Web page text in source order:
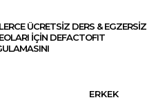
ÜCRETSİZ DERS & EGZERSİZ
İÇİN DEFACTOFIT
ERKEK